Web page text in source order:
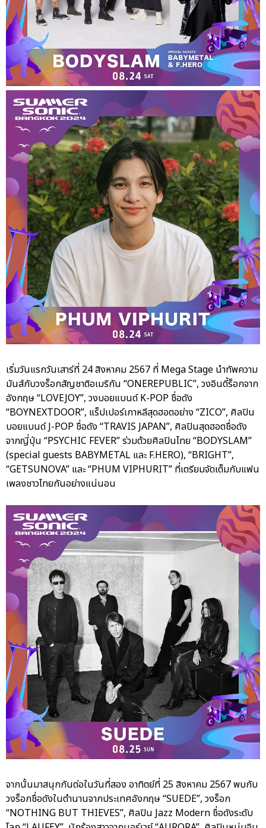
เริ่มวันแรกวันเสาร์ที่ 24 สิงหาคม 2567 ที่ Mega Stage นำทัพความ
มันส์กับวงร็อกสัญชาติอเมริกัน “ONEREPUBLIC”, วงอินดี้ร็อกจาก
อังกฤษ “LOVEJOY”, วงบอยแบนด์ K-POP ชื่อดัง
“BOYNEXTDOOR”, แร็ปเปอร์เกาหลีสุดฮอตอย่าง “ZICO”, ศิลปิน
บอยแบนด์ J-POP ชื่อดัง “TRAVIS JAPAN”, ศิลปินสุดฮอตชื่อดัง
จากญี่ปุ่น “PSYCHIC FEVER” ร่วมด้วยศิลปินไทย “BODYSLAM”
(special guests BABYMETAL และ F.HERO), “BRIGHT”,
“GETSUNOVA” และ “PHUM VIPHURIT” ที่เตรียมจัดเต็มกับแฟน
เพลงชาวไทยกันอย่างแน่นอน
จากนั้นมาสนุกกันต่อในวันที่สอง อาทิตย์ที่ 25 สิงหาคม 2567 พบกับ
วงร็อกชื่อดังในตำนานจากประเทศอังกฤษ “SUEDE”, วงร็อก
“NOTHING BUT THIEVES”, ศิลปิน Jazz Modern ชื่อดังระดับ